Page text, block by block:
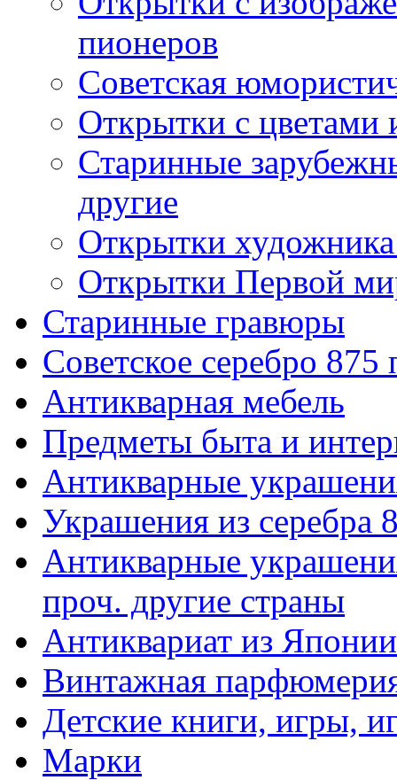
пионеров
Советская
Открытки с цветами
Старинные
другие
Открытки
Открытки Первой
Старинные гравюры
Советское серебро
Антикварная мебель
Предметы быта и
Антикварные
Украшения из серебра
Антикварные
проч. другие страны
Антиквариат из
Винтажная
Детские книги, игры,
Марки